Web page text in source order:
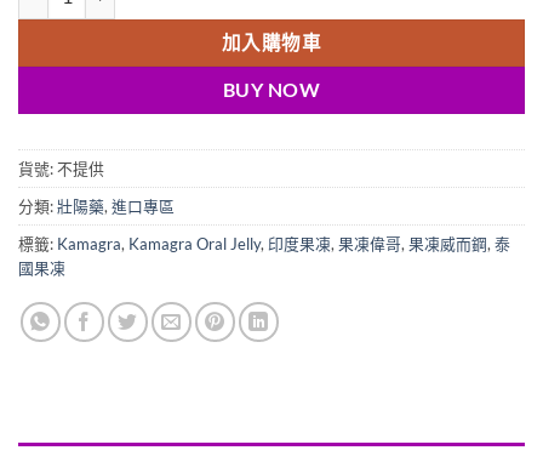
加入購物車
BUY NOW
貨號:不提供
分類:壯陽藥, 進口專區
標籤: Kamagra, Kamagra Oral Jelly, 印度果凍, 果凍偉哥, 果凍威而鋼, 泰
國果凍